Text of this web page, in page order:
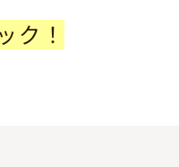
ク！